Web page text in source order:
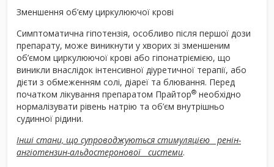
Зменшення об’єму циркулюючої крові
Симптоматична гіпотензія, особливо після першої дози
препарату, може виникнути у хворих зі зменшеним
об’ємом циркулюючої крові або гіпонатріємією, що
виникли внаслідок інтенсивної діуретичної терапії, або
дієти з обмеженням солі, діареї та блювання. Перед
початком лікування препаратом Прайтор® необхідно
нормалізувати рівень натрію та об’єм внутрішньо
судинної рідини.
Інші стани, що супроводжуються стимуляцією ренін-
ангіотензин-альдостеронової системи.